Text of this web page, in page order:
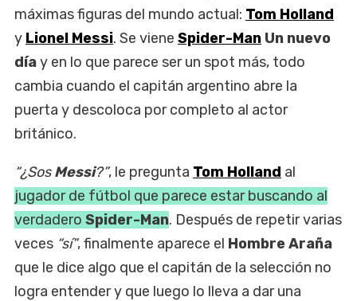
máximas figuras del mundo actual: Tom Holland
y Lionel Messi. Se viene Spider-Man Un nuevo
díay en lo que parece ser un spot más, todo
cambia cuando el capitán argentino abre la
puerta y descoloca por completo al actor
británico.
“¿SosMessi?”, le pregunta Tom Holland al
jugador de fútbol que parece estar buscando al
verdadero Spider-Man. Después de repetir varias
veces “sí”, finalmente aparece el Hombre Araña
que le dice algo que el capitán de la selección no
logra entender y que luego lo lleva a dar una